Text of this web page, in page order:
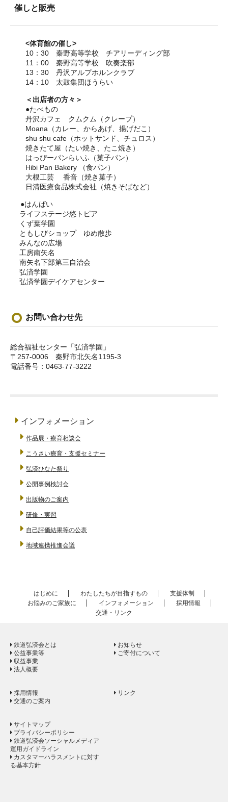
催しと販売
<体育館の催し>
10：30 秦野高等学校 チアリーディング部
11：00 秦野高等学校 吹奏楽部
13：30 丹沢アルプホルンクラブ
14：10 太鼓集団ほうらい
＜出店者の方々＞
●たべもの
丹沢カフェ クムクム（クレープ）
Moana（カレー、からあげ、揚げだこ）
shu shu cafe（ホットサンド、チュロス）
焼きたて屋（たい焼き、たこ焼き）
はっぴーパンらいふ（菓子パン）
Hibi Pan Bakery （食パン）
大根工芸 香音（焼き菓子）
日清医療食品株式会社（焼きそばなど）
●はんばい
ライフステージ悠トピア
くず葉学園
ともしびショップ ゆめ散歩
みんなの広場
工房南矢名
南矢名下部第三自治会
弘済学園
弘済学園デイケアセンター
お問い合わせ先
総合福祉センター「弘済学園」
〒257-0006 秦野市北矢名1195-3
電話番号：0463-77-3222
インフォメーション
作品展・療育相談会
こうさい療育・支援セミナー
弘済ひなた祭り
公開事例検討会
出版物のご案内
研修・実習
自己評価結果等の公表
地域連携推進会議
はじめに わたしたちが目指すもの
支援体制
お悩みのご家族に
インフォメーション
採用情報
交通・リンク
鉄道弘済会とは
公益事業等
収益事業
法人概要
お知らせ
ご寄付について
採用情報
交通のご案内
リンク
サイトマップ
プライバシーポリシー
鉄道弘済会ソーシャルメディア
運用ガイドライン
カスタマーハラスメントに対す
る基本方針